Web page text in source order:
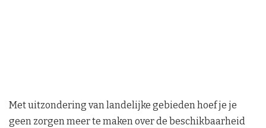
Met uitzondering van landelijke gebieden hoef je je
geen zorgen meer te maken over de beschikbaarheid